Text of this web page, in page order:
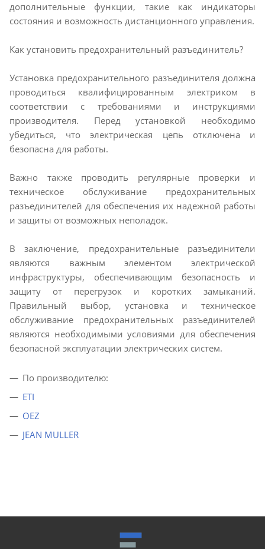
дополнительные функции, такие как индикаторы
состояния и возможность дистанционного управления.
Как установить предохранительный разъединитель?
Установка предохранительного разъединителя должна
проводиться квалифицированным электриком в
соответствии с требованиями и инструкциями
производителя. Перед установкой необходимо
убедиться, что электрическая цепь отключена и
безопасна для работы.
Важно также проводить регулярные проверки и
техническое обслуживание предохранительных
разъединителей для обеспечения их надежной работы
и защиты от возможных неполадок.
В заключение, предохранительные разъединители
являются важным элементом электрической
инфраструктуры, обеспечивающим безопасность и
защиту от перегрузок и коротких замыканий.
Правильный выбор, установка и техническое
обслуживание предохранительных разъединителей
являются необходимыми условиями для обеспечения
безопасной эксплуатации электрических систем.
По производителю:
ETI
OEZ
JEAN MULLER